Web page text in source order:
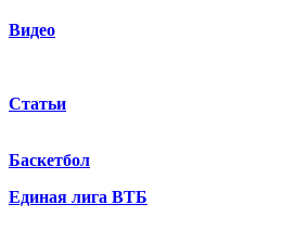
Видео
Статьи
Баскетбол
Единая лига ВТБ